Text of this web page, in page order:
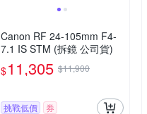
Canon RF 24-105mm F4-
7.1 IS STM (拆鏡 公司貨)
$11,305 $11,900
挑戰低價 券